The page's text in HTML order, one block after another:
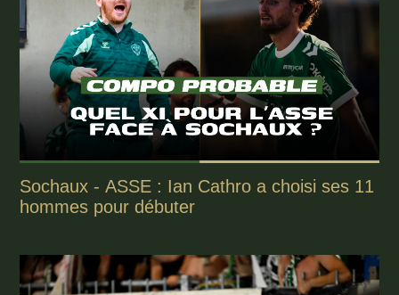
Sochaux - ASSE : Ian Cathro a choisi ses 11
hommes pour débuter